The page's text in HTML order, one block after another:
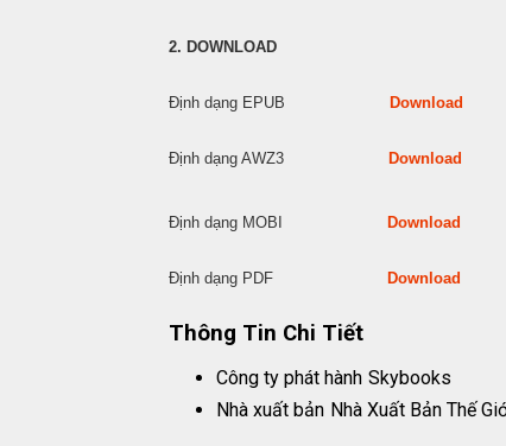
2. DOWNLOAD
Định dạng EPUB Download
Định dạng AWZ3 Download
Định dạng MOBI Download
Định dạng PDF Download
Thông Tin Chi Tiết
Công ty phát hành Skybooks
Nhà xuất bản Nhà Xuất Bản Thế